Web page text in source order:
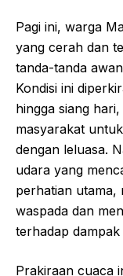
Pagi ini, warga
yang cerah dan
tanda-tanda
Kondisi ini
hingga siang
masyarakat
dengan leluasa.
udara yang
perhatian
waspada dan
terhadap
Prakiraan cuaca